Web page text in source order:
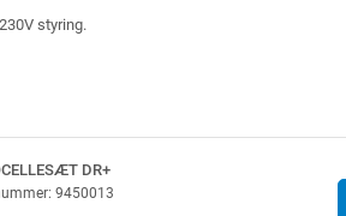
styring.
DR+
9450013